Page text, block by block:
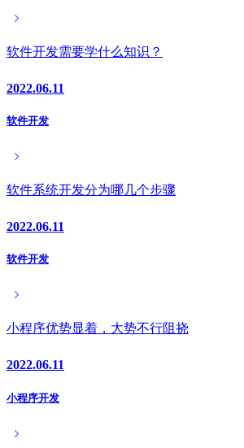
软件开发需要学什么知识？
2022.06.11
软件开发
软件系统开发分为哪几个步骤
2022.06.11
软件开发
小程序优势显着，大势不行阻挠
2022.06.11
小程序开发